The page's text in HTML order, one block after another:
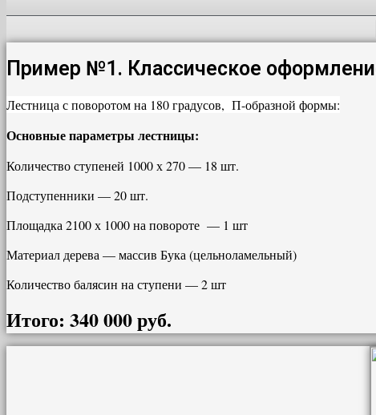
Пример №1. Классическое
Лестница с поворотом на 180 градусов, П-образной формы:
Основные параметры лестницы:
Количество ступеней 1000 х 270 — 18 шт.
Подступенники — 20 шт.
Площадка 2100 х 1000 на повороте — 1 шт
Материал дерева — массив Бука (цельноламельный)
Количество балясин на ступени — 2 шт
Итого: 340 000 руб.